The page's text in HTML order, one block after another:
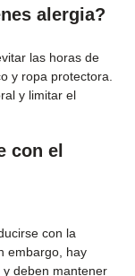
alergia?
las horas de
y ropa protectora.
y limitar el
con el
con la
embargo, hay
deben mantener